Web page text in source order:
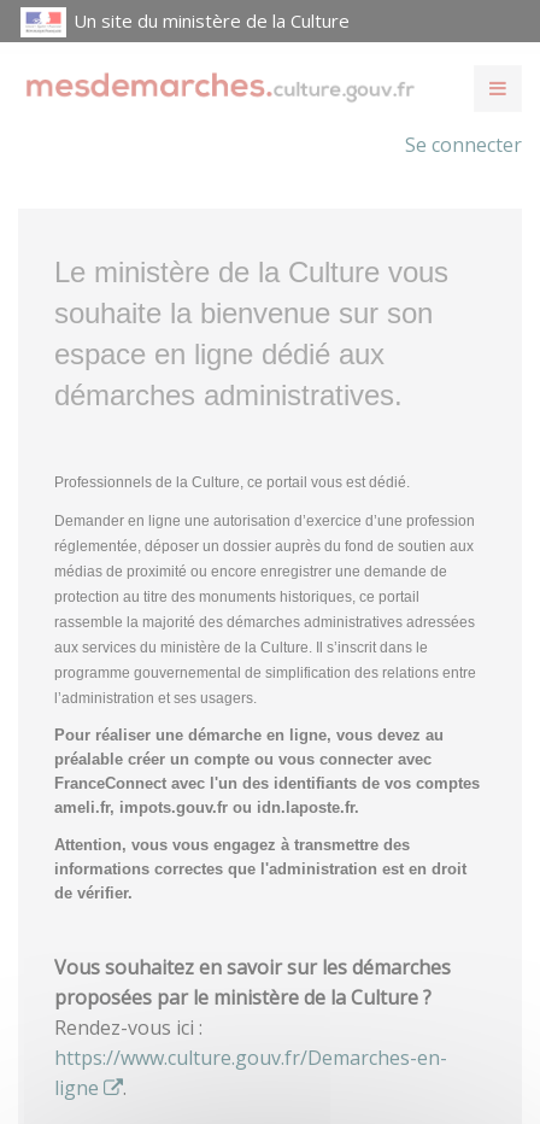
Un site du ministère de la Culture
Se connecter
Le ministère de la Culture vous
souhaite la bienvenue sur son
espace en ligne dédié aux
démarches administratives.
Professionnels de la Culture, ce portail vous est dédié.
Demander en ligne une autorisation d’exercice d’une profession
réglementée, déposer un dossier auprès du fond de soutien aux
médias de proximité ou encore enregistrer une demande de
protection au titre des monuments historiques, ce portail
rassemble la majorité des démarches administratives adressées
aux services du ministère de la Culture. Il s’inscrit dans le
programme gouvernemental de simplification des relations entre
l’administration et ses usagers.
Pour réaliser une démarche en ligne, vous devez au
préalable créer un compte ou vous connecter avec
FranceConnect avec l'un des identifiants de vos comptes
ameli.fr, impots.gouv.fr ou idn.laposte.fr.
Attention, vous vous engagez à transmettre des
informations correctes que l'administration est en droit
de vérifier.
Vous souhaitez en savoir sur les démarches
proposées par le ministère de la Culture ?
Rendez-vous ici :
https://www.culture.gouv.fr/Demarches-en-
ligne
.